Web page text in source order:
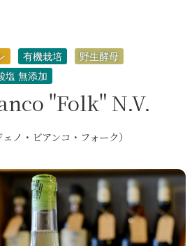
有機栽培
野生酵母
塩 無添加
"Folk" N.V.
ェノ・ビアンコ・フォーク）